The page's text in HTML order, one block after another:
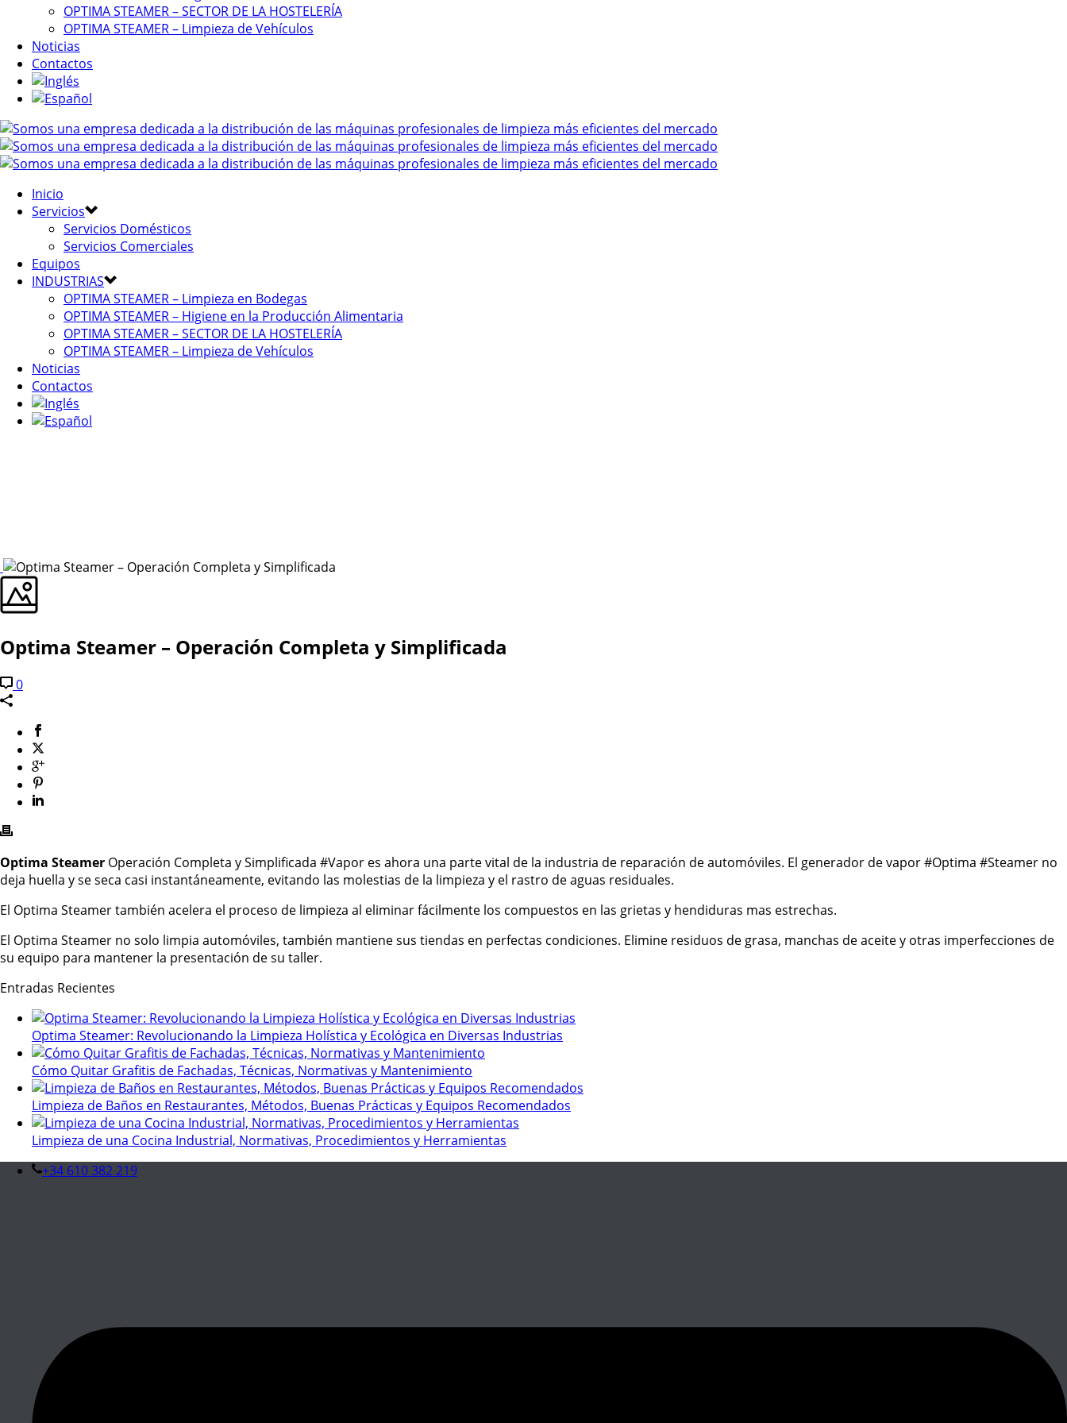
OPTIMA STEAMER – SECTOR DE LA HOSTELERÍA
OPTIMA STEAMER – Limpieza de Vehículos
Noticias
Contactos
Inicio
Servicios
Servicios Domésticos
Servicios Comerciales
Equipos
INDUSTRIAS
OPTIMA STEAMER – Limpieza en Bodegas
OPTIMA STEAMER – Higiene en la Producción Alimentaria
OPTIMA STEAMER – SECTOR DE LA HOSTELERÍA
OPTIMA STEAMER – Limpieza de Vehículos
Noticias
Contactos
Optima Steamer – Operación Completa y Simplificada
0
Optima Steamer Operación Completa y Simplificada #Vapor es ahora una parte vital de la industria de reparación de automóviles. El generador de vapor#Optima #Steamer no
deja huella y se seca casi instantáneamente, evitando las molestias de la limpieza y el rastro de aguas residuales.
El Optima Steamer también acelera el proceso de limpieza al eliminar fácilmente los compuestos en las grietas y hendiduras mas estrechas.
El Optima Steamer no solo limpia automóviles, también mantiene sus tiendas en perfectas condiciones. Elimine residuos de grasa, manchas de aceite y otras imperfecciones de
su equipo para mantener la presentación de su taller.
Entradas Recientes
Optima Steamer: Revolucionando la Limpieza Holística y Ecológica en Diversas Industrias
Cómo Quitar Grafitis de Fachadas, Técnicas, Normativas y Mantenimiento
Limpieza de Baños en Restaurantes, Métodos, Buenas Prácticas y Equipos Recomendados
Limpieza de una Cocina Industrial, Normativas, Procedimientos y Herramientas
+34 610 382 219